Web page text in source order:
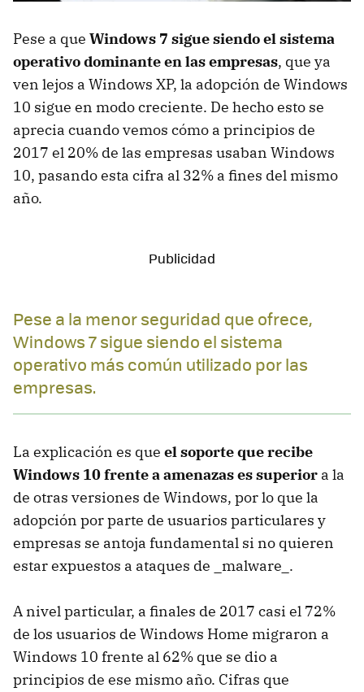
Pese a que Windows 7 sigue siendo el sistema
operativo dominante en las empresas, que ya
ven lejos a Windows XP, la adopción de Windows
10 sigue en modo creciente. De hecho esto se
aprecia cuando vemos cómo a principios de
2017 el 20% de las empresas usaban Windows
10, pasando esta cifra al 32% a fines del mismo
año.
Pese a la menor seguridad que ofrece,
Windows 7 sigue siendo el sistema
operativo más común utilizado por las
empresas.
La explicación es que el soporte que recibe
Windows 10 frente a amenazas es superior a la
de otras versiones de Windows, por lo que la
adopción por parte de usuarios particulares y
empresas se antoja fundamental si no quieren
estar expuestos a ataques de _malware_.
A nivel particular, a finales de 2017 casi el 72%
de los usuarios de Windows Home migraron a
Windows 10 frente al 62% que se dio a
principios de ese mismo año. Cifras que